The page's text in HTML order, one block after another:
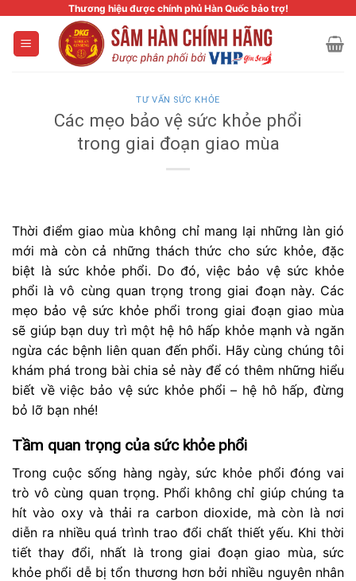
content
Thương hiệu được chính phủ Hàn Quốc bảo trợ!
TƯ VẤN SỨC KHỎE
Các mẹo bảo vệ sức khỏe phổi
trong giai đoạn giao mùa
Thời điểm giao mùa không chỉ mang lại những làn gió
mới mà còn cả những thách thức cho sức khỏe, đặc
biệt là sức khỏe phổi. Do đó, việc bảo vệ sức khỏe
phổi là vô cùng quan trọng trong giai đoạn này. Các
mẹo bảo vệ sức khỏe phổi trong giai đoạn giao mùa
sẽ giúp bạn duy trì một hệ hô hấp khỏe mạnh và ngăn
ngừa các bệnh liên quan đến phổi. Hãy cùng chúng tôi
khám phá trong bài chia sẻ này để có thêm những hiểu
biết về việc bảo vệ sức khỏe phổi – hệ hô hấp, đừng
bỏ lỡ bạn nhé!
Tầm quan trọng của sức khỏe phổi
Trong cuộc sống hàng ngày, sức khỏe phổi đóng vai
trò vô cùng quan trọng. Phổi không chỉ giúp chúng ta
hít vào oxy và thải ra carbon dioxide, mà còn là nơi
diễn ra nhiều quá trình trao đổi chất thiết yếu. Khi thời
tiết thay đổi, nhất là trong giai đoạn giao mùa, sức
khỏe phổi dễ bị tổn thương hơn bởi nhiều nguyên nhân